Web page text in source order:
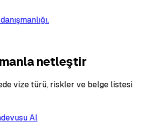
netleştir
vize türü, riskler ve belge listesi
Al